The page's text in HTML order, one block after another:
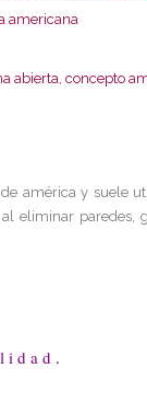
américa y suele
eliminar paredes,
.